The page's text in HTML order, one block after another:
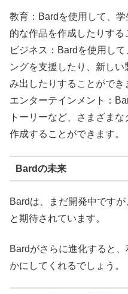
教育：Bardを使用して、
的な作品を作成したりする
ビジネス：Bardを使用し
ングを支援したり、新し
み出したりすることができ
エンターテインメント：
トーリーなど、さまざま
作成することができます。
Bardの未来
Bardは、まだ開発中です
と期待されています。
Bardがさらに進化すると
かにしてくれるでしょう。